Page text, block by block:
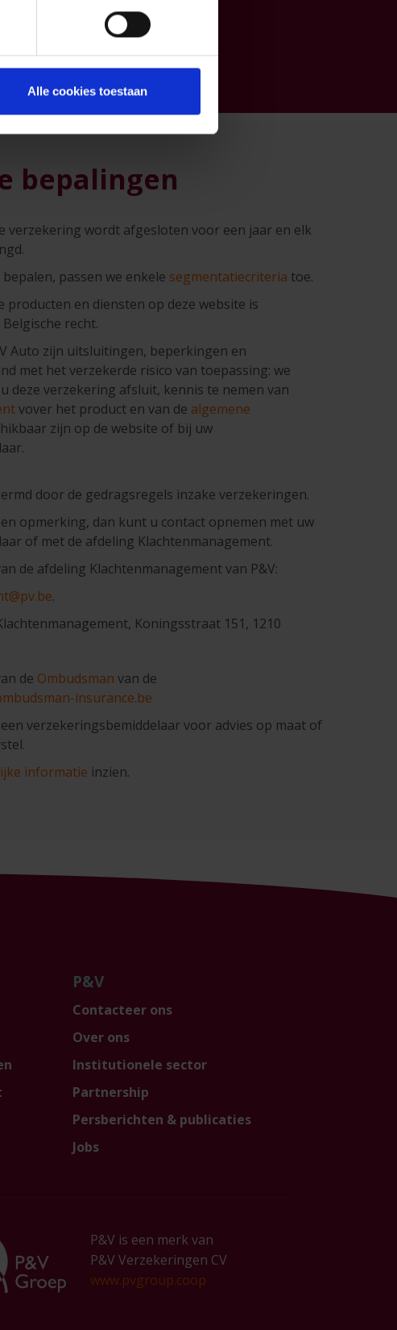
Alle cookies toestaan
Ik ben nog geen klant
Ik ben al klant
bepalingen
verzekering wordt afgesloten voor een jaar en elk
passen we enkele segmentatiecriteria toe.
producten en diensten op deze website is
recht.
Auto zijn uitsluitingen, beperkingen en
met het verzekerde risico van toepassing: we
deze verzekering afsluit, kennis te nemen van
vover het product en van de algemene
zijn op de website of bij uw
door de gedragsregels inzake verzekeringen.
opmerking, dan kunt u contact opnemen met uw
of met de afdeling Klachtenmanagement.
de afdeling Klachtenmanagement van P&V:
.
Koningsstraat 151, 1210
de Ombudsman van de
insurance.be
verzekeringsbemiddelaar voor advies op maat of
informatie inzien.
P&V
Contacteer ons
Over ons
Institutionele sector
Partnership
Persberichten & publicaties
Jobs
P&V is een merk van
P&V Verzekeringen CV
www.pvgroup.coop